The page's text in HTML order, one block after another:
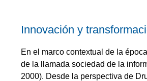
Innovación y
En el marco contextual de la
de la llamada sociedad de la
2000). Desde la perspectiva de